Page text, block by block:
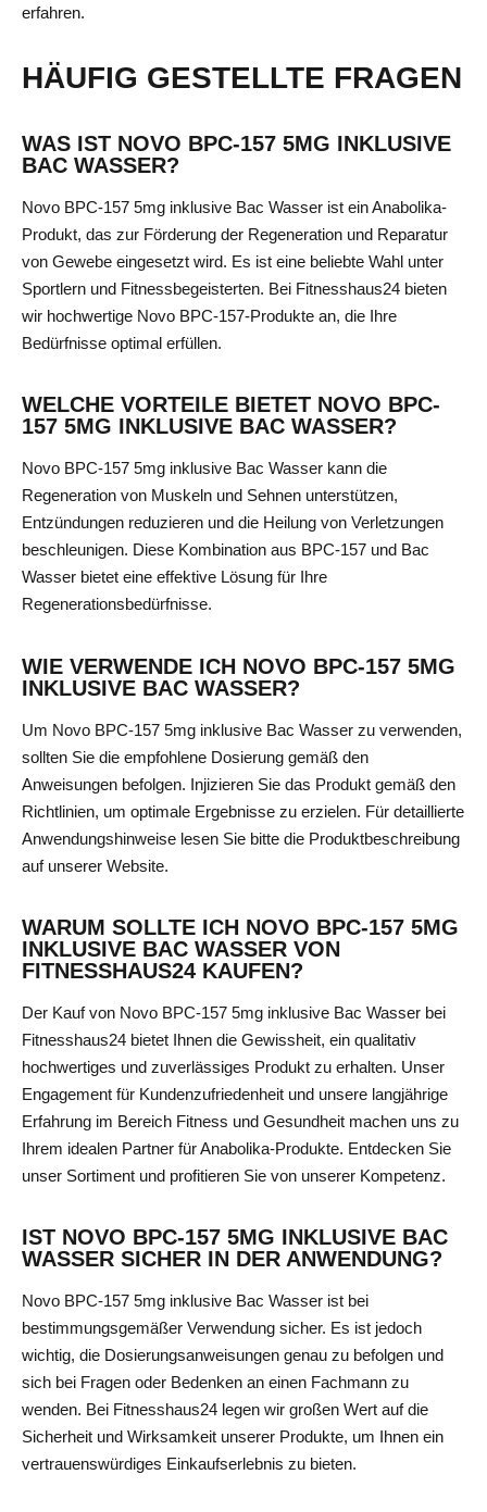
erfahren.
HÄUFIG GESTELLTE FRAGEN
WAS IST NOVO BPC-157 5MG INKLUSIVE
BAC WASSER?
Novo BPC-157 5mg inklusive Bac Wasser ist ein Anabolika-
Produkt, das zur Förderung der Regeneration und Reparatur
von Gewebe eingesetzt wird. Es ist eine beliebte Wahl unter
Sportlern und Fitnessbegeisterten. Bei Fitnesshaus24 bieten
wir hochwertige Novo BPC-157-Produkte an, die Ihre
Bedürfnisse optimal erfüllen.
WELCHE VORTEILE BIETET NOVO BPC-
157 5MG INKLUSIVE BAC WASSER?
Novo BPC-157 5mg inklusive Bac Wasser kann die
Regeneration von Muskeln und Sehnen unterstützen,
Entzündungen reduzieren und die Heilung von Verletzungen
beschleunigen. Diese Kombination aus BPC-157 und Bac
Wasser bietet eine effektive Lösung für Ihre
Regenerationsbedürfnisse.
WIE VERWENDE ICH NOVO BPC-157 5MG
INKLUSIVE BAC WASSER?
Um Novo BPC-157 5mg inklusive Bac Wasser zu verwenden,
sollten Sie die empfohlene Dosierung gemäß den
Anweisungen befolgen. Injizieren Sie das Produkt gemäß den
Richtlinien, um optimale Ergebnisse zu erzielen. Für detaillierte
Anwendungshinweise lesen Sie bitte die Produktbeschreibung
auf unserer Website.
WARUM SOLLTE ICH NOVO BPC-157 5MG
INKLUSIVE BAC WASSER VON
FITNESSHAUS24 KAUFEN?
Der Kauf von Novo BPC-157 5mg inklusive Bac Wasser bei
Fitnesshaus24 bietet Ihnen die Gewissheit, ein qualitativ
hochwertiges und zuverlässiges Produkt zu erhalten. Unser
Engagement für Kundenzufriedenheit und unsere langjährige
Erfahrung im Bereich Fitness und Gesundheit machen uns zu
Ihrem idealen Partner für Anabolika-Produkte. Entdecken Sie
unser Sortiment und profitieren Sie von unserer Kompetenz.
IST NOVO BPC-157 5MG INKLUSIVE BAC
WASSER SICHER IN DER ANWENDUNG?
Novo BPC-157 5mg inklusive Bac Wasser ist bei
bestimmungsgemäßer Verwendung sicher. Es ist jedoch
wichtig, die Dosierungsanweisungen genau zu befolgen und
sich bei Fragen oder Bedenken an einen Fachmann zu
wenden. Bei Fitnesshaus24 legen wir großen Wert auf die
Sicherheit und Wirksamkeit unserer Produkte, um Ihnen ein
vertrauenswürdiges Einkaufserlebnis zu bieten.